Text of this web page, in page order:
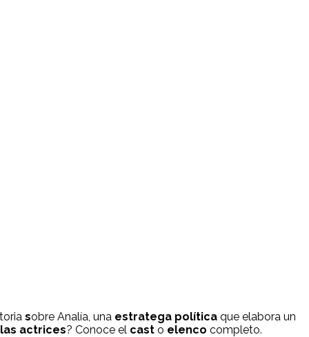
sobre Analía, una estratega política que elabora un
actrices? Conoce el cast o elenco completo.